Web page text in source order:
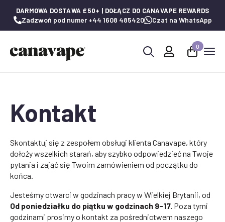
DARMOWA DOSTAWA £50+ | DOŁĄCZ DO CANAVAPE REWARDS
Zadzwoń pod numer +44 1608 485420 Czat na WhatsApp
0
Kontakt
Skontaktuj się z zespołem obsługi klienta Canavape, który
dołoży wszelkich starań, aby szybko odpowiedzieć na Twoje
pytania i zająć się Twoim zamówieniem od początku do
końca.
Jesteśmy otwarci w godzinach pracy w Wielkiej Brytanii, od
Od poniedziałku do piątku w godzinach 9-17. Poza tymi
godzinami prosimy o kontakt za pośrednictwem naszego